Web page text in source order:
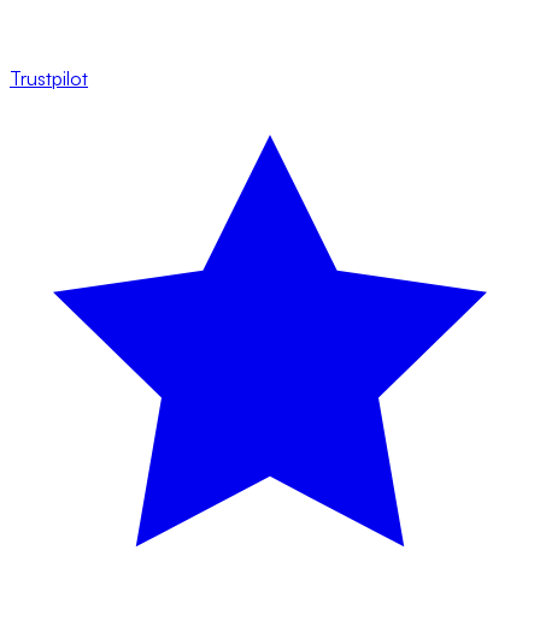
Trustpilot